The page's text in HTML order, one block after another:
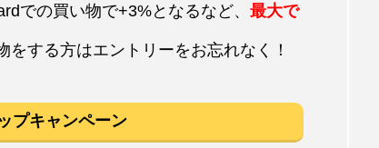
での買い物で+3%となるなど、 最大で
する方はエントリーをお忘れなく！
プキャンペーン